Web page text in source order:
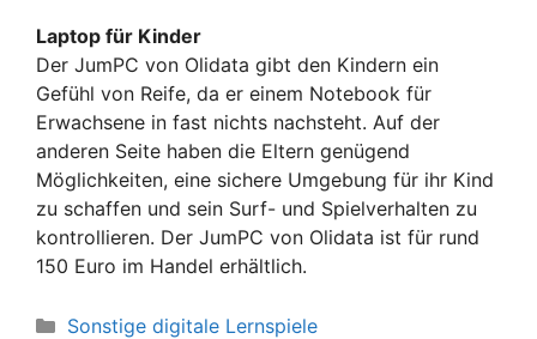
Laptop für Kinder
Der JumPC von Olidata gibt den Kindern ein
Gefühl von Reife, da er einem Notebook für
Erwachsene in fast nichts nachsteht. Auf der
anderen Seite haben die Eltern genügend
Möglichkeiten, eine sichere Umgebung für ihr Kind
zu schaffen und sein Surf- und Spielverhalten zu
kontrollieren. Der JumPC von Olidata ist für rund
150 Euro im Handel erhältlich.
Kategorien
Sonstige digitale Lernspiele